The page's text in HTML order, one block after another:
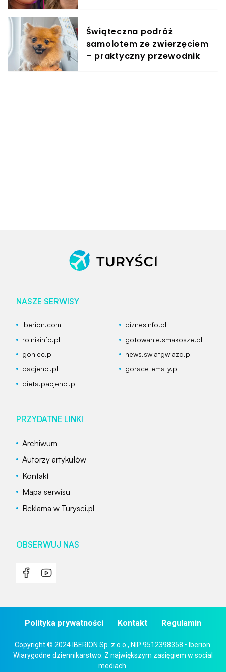
Świąteczna podróż
samolotem ze zwierzęciem
– praktyczny przewodnik
NASZE SERWISY
Iberion.com
biznesinfo.pl
rolnikinfo.pl
gotowanie.smakosze.pl
goniec.pl
news.swiatgwiazd.pl
pacjenci.pl
goracetematy.pl
dieta.pacjenci.pl
PRZYDATNE LINKI
Archiwum
Autorzy artykułów
Kontakt
Mapa serwisu
Reklama w Turysci.pl
OBSERWUJ NAS
Copyright © 2024 IBERION Sp. z o.o., NIP 9512398358 • Iberion.
Wiarygodne dziennikarstwo. Z największym zasięgiem w social
mediach.
Polityka prywatności Kontakt Regulamin